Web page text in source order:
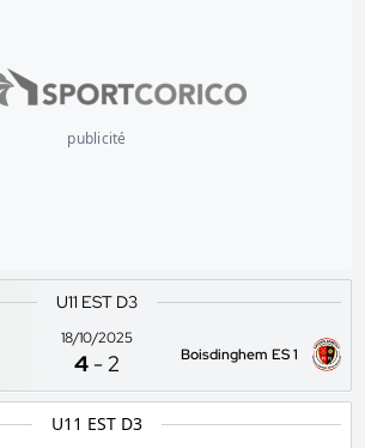
publicité
U11 EST D3
18/10/2025
4 -2 Boisdinghem ES 1
U11 EST D3